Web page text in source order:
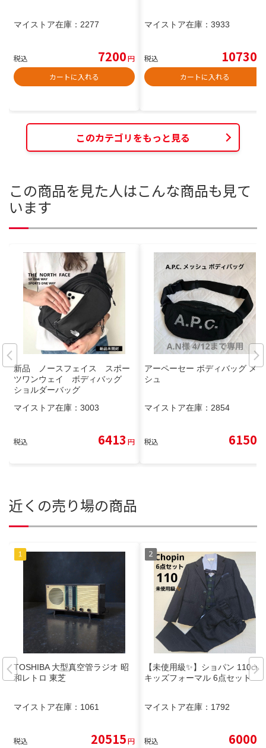
マイストア在庫： 2277
税込 7200円
カートに入れる
マイストア在庫： 3933
税込 10730
カートに入れる
このカテゴリをもっと見る
この商品を見た人はこんな商品も見て
います
新品 ノースフェイス スポー
ツワンウェイ ボディバッグ
ショルダーバッグ
マイストア在庫： 3003
税込 6413 円
アーペーセー ボディバッグ メッ
シュ
マイストア在庫： 2854
税込 6150
近くの売り場の商品
TOSHIBA 大型真空管ラジオ 昭
和レトロ 東芝
マイストア在庫： 1061
税込 20515円
【未使用級✨】ショパン 110cm
キッズフォーマル 6点セット
マイストア在庫： 1792
税込 6000